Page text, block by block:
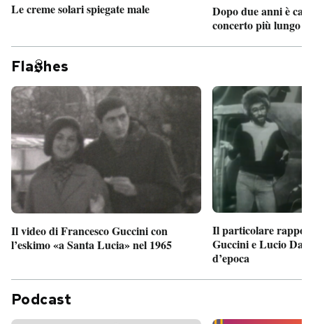
Le creme solari spiegate male
Dopo due anni è
concerto più lungo
Fla hes
Il video di Francesco Guccini con
l’eskimo «a Santa Lucia» nel 1965
Il particolare
Guccini e Lucio
d’epoca
Podcast